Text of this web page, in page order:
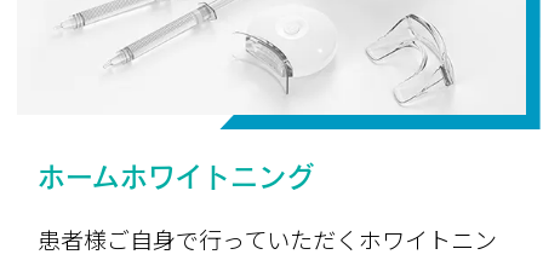
ホームホワイトニング
患者様ご自身で行っていただくホワイトニン